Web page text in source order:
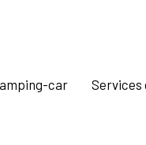
car Services